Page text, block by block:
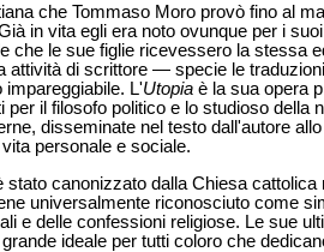
che Tommaso Moro provò fino al
in vita egli era noto ovunque per i
che le sue figlie ricevessero la stessa
attività di scrittore — specie le
L'Utopia è la sua opera
per il filosofo politico e lo studioso della
disseminate nel testo dall'autore
personale e sociale.
stato canonizzato dalla Chiesa
universalmente riconosciuto come
e delle confessioni religiose. Le sue
ideale per tutti coloro che